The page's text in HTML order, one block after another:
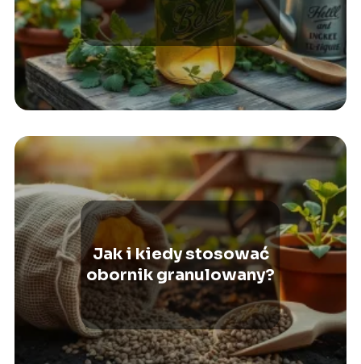
używać?
Jak i kiedy stosować
obornik granulowany?